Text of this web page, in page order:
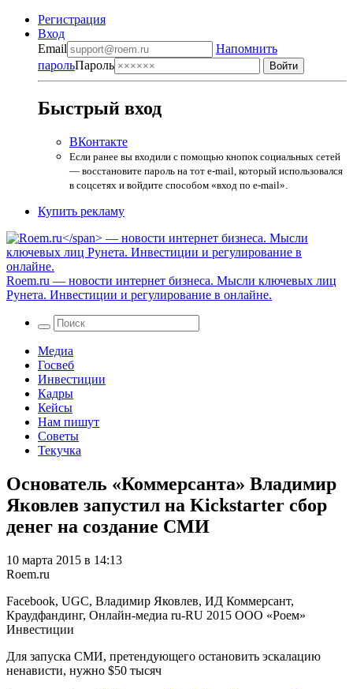
Регистрация
Вход
Email
Напомнить
парольПароль
Быстрый вход
ВКонтакте
Если ранее вы входили с помощью кнопок социальных сетей
— восстановите пароль на тот e-mail, который использовался
в соцсетях и войдите способом «вход по e-mail».
Купить рекламу
Roem.ru — новости интернет бизнеса. Мысли ключевых лиц
Рунета. Инвестиции и регулирование в онлайне.
Медиа
Госвеб
Инвестиции
Кадры
Кейсы
Нам пишут
Советы
Текучка
Основатель «Коммерсанта» Владимир
Яковлев запустил на Kickstarter сбор
денег на создание СМИ
10 марта 2015 в 14:13
Roem.ru
Facebook, UGC, Владимир Яковлев, ИД Коммерсант,
Краудфандинг, Онлайн-медиа ru-RU 2015 ООО «Роем»
Инвестиции
Для запуска СМИ, претендующего остановить эскалацию
ненависти, нужно $50 тысяч